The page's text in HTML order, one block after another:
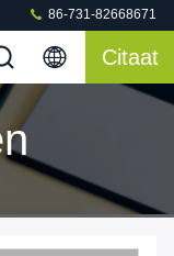
86-731-82668671
Citaat